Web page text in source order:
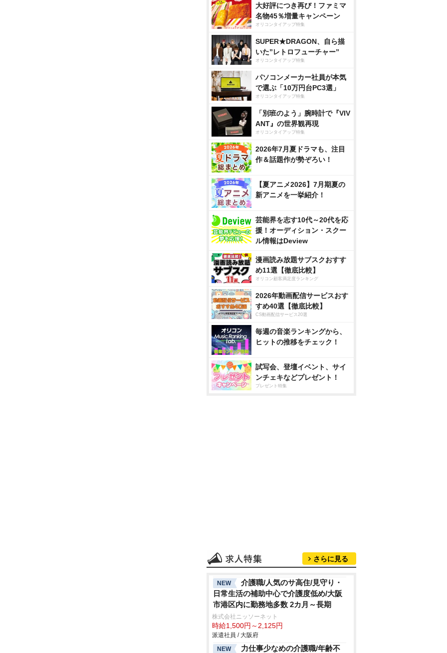
大好評につき再び！ファミマ
名物45％増量キャンペーン
オリコンタイアップ特集
SUPER★DRAGON、自ら描
いた”レトロフューチャー”
オリコンタイアップ特集
パソコンメーカー社員が本気
で選ぶ「10万円台PC3選」
オリコンタイアップ特集
「別班のよう」腕時計で『VIV
ANT』の世界観再現
オリコンタイアップ特集
2026年7月夏ドラマも、注目
作＆話題作が勢ぞろい！
【夏アニメ2026】7月期夏の
新アニメを一挙紹介！
芸能界を志す10代～20代を応
援！オーディション・スクー
ル情報はDeview
漫画読み放題サブスクおすす
め11選【徹底比較】
オリコン顧客満足度ランキング
2026年動画配信サービスおす
すめ40選【徹底比較】
CS動画配信サービス20選
毎週の音楽ランキングから、
ヒットの推移をチェック！
試写会、登壇イベント、サイ
ンチェキなどプレゼント！
プレゼント特集
さらに見る
NEW
介護職/人気のサ高住/見守り・
日常生活の補助中心で介護度低め/大阪
市港区内に勤務地多数 2カ月～長期
株式会社ニッソーネット
時給1,500円～2,125円
派遣社員 / 大阪府
NEW
力仕事少なめの介護職/年齢不